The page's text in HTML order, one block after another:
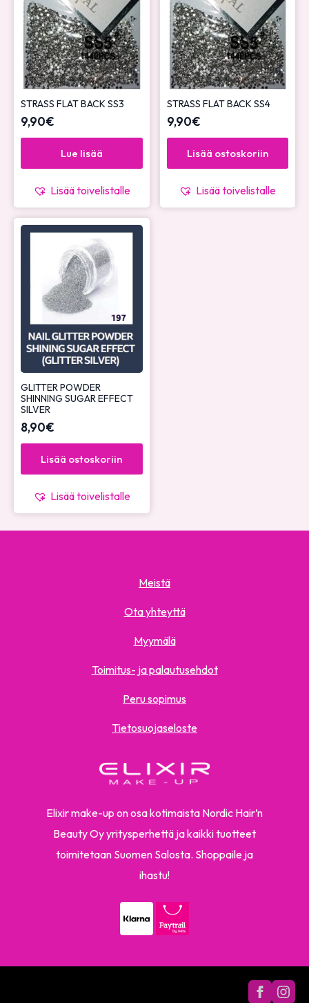
STRASS FLAT BACK SS3
9,90€
Lue lisää
Lisää toivelistalle
STRASS FLAT BACK SS4
9,90€
Lisää ostoskoriin
Lisää toivelistalle
GLITTER POWDER
SHINNING SUGAR EFFECT
SILVER
8,90€
Lisää ostoskoriin
Lisää toivelistalle
Elixir make-up on osa kotimaista Nordic Hair’n
Beauty Oy yritysperhettä ja kaikki tuotteet
toimitetaan Suomen Salosta. Shoppaile ja
ihastu!
Meistä
Ota yhteyttä
Myymälä
Toimitus- ja palautusehdot
Peru sopimus
Tietosuojaseloste